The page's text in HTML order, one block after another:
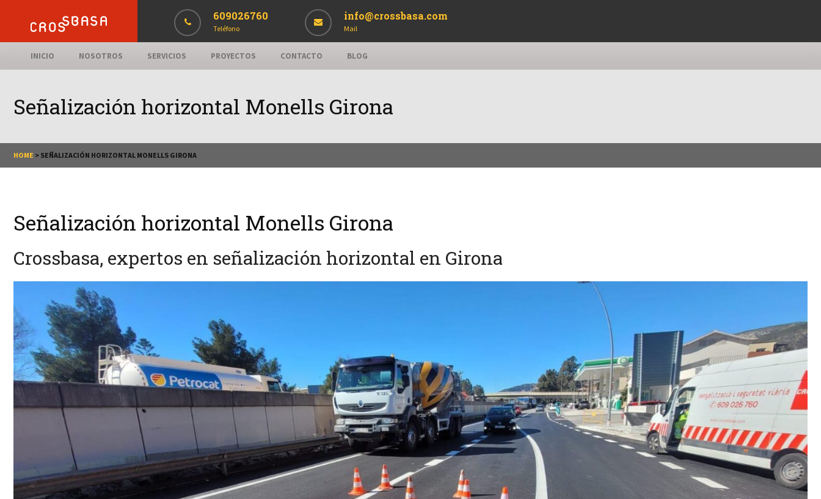
609026760
Teléfono
info@crossbasa.com
Mail
INICIO NOSOTROS SERVICIOS PROYECTOS CONTACTO BLOG
Señalización horizontal Monells Girona
HOME > SEÑALIZACIÓN HORIZONTAL MONELLS GIRONA
Señalización horizontal Monells Girona
Crossbasa, expertos en señalización horizontal en Girona